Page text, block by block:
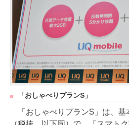
「おしゃべりプランS」
「おしゃべりプランS」は、基